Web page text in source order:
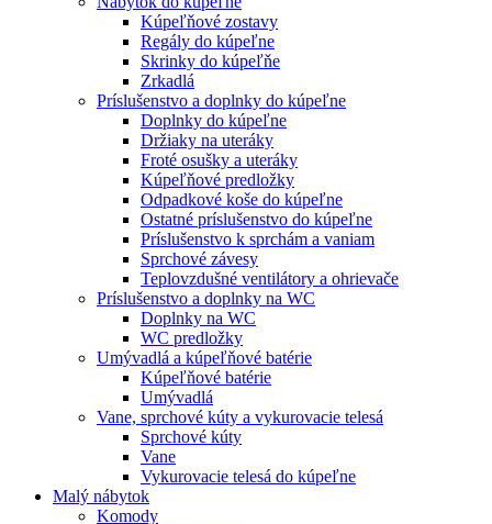
Kúpeľňové zostavy
Regály do kúpeľne
Skrinky do kúpeľňe
Zrkadlá
Príslušenstvo a doplnky do kúpeľne
Doplnky do kúpeľne
Držiaky na uteráky
Froté osušky a uteráky
Kúpeľňové predložky
Odpadkové koše do kúpeľne
Ostatné príslušenstvo do kúpeľne
Príslušenstvo k sprchám a vaniam
Sprchové závesy
Teplovzdušné ventilátory a ohrievače
Príslušenstvo a doplnky na WC
Doplnky na WC
WC predložky
Umývadlá a kúpeľňové batérie
Kúpeľňové batérie
Umývadlá
Vane, sprchové kúty a vykurovacie telesá
Sprchové kúty
Vane
Vykurovacie telesá do kúpeľne
Malý nábytok
Komody